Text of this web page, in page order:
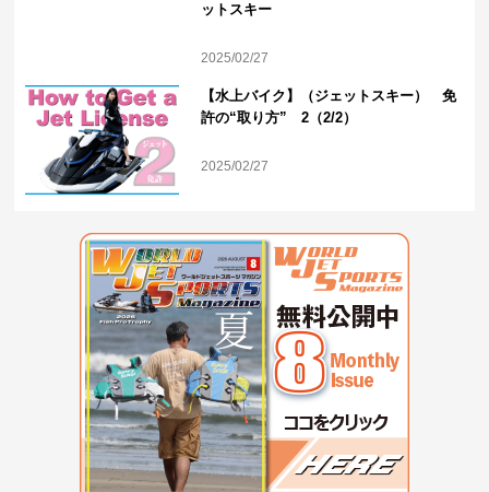
ットスキー
2025/02/27
【水上バイク】（ジェットスキー） 免
許の“取り方” 2（2/2）
2025/02/27